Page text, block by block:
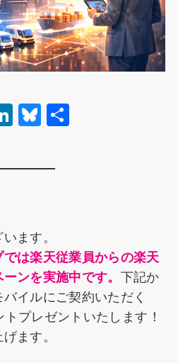
Li
n
Bl
y
共
ます。
は楽天従業員からの楽天
ンを実施中です。 下記か
イルにご契約いただく
プレゼントいたします！
ます。